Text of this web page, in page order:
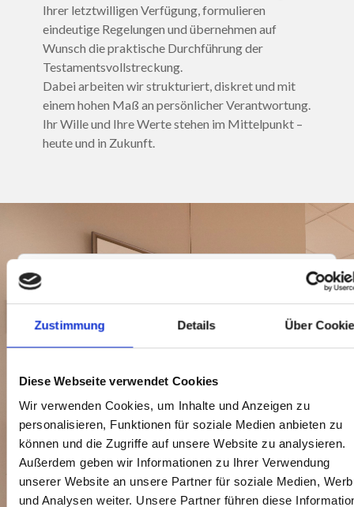
Zustimmung Details Über
Diese Webseite verwendet Cookies
Wir verwenden Cookies, um Inhalte und Anzeigen zu
personalisieren, Funktionen für soziale Medien anbieten zu
können und die Zugriffe auf unsere Website zu analysieren.
Außerdem geben wir Informationen zu Ihrer Verwendung
unserer Website an unsere Partner für soziale Medien,
und Analysen weiter. Unsere Partner führen diese
Ihrer letztwilligen Verfügung, formulieren
eindeutige Regelungen und übernehmen auf
Wunsch die praktische Durchführung der
Testamentsvollstreckung.
Dabei arbeiten wir strukturiert, diskret und mit
einem hohen Maß an persönlicher Verantwortung.
Ihr Wille und Ihre Werte stehen im Mittelpunkt –
heute und in Zukunft.
Ihr Mehrwert mit
Lindemann, Gehrt &
Hedderich –
Steuerberater
Fachliche Expertise in Steuer- und Erbrecht